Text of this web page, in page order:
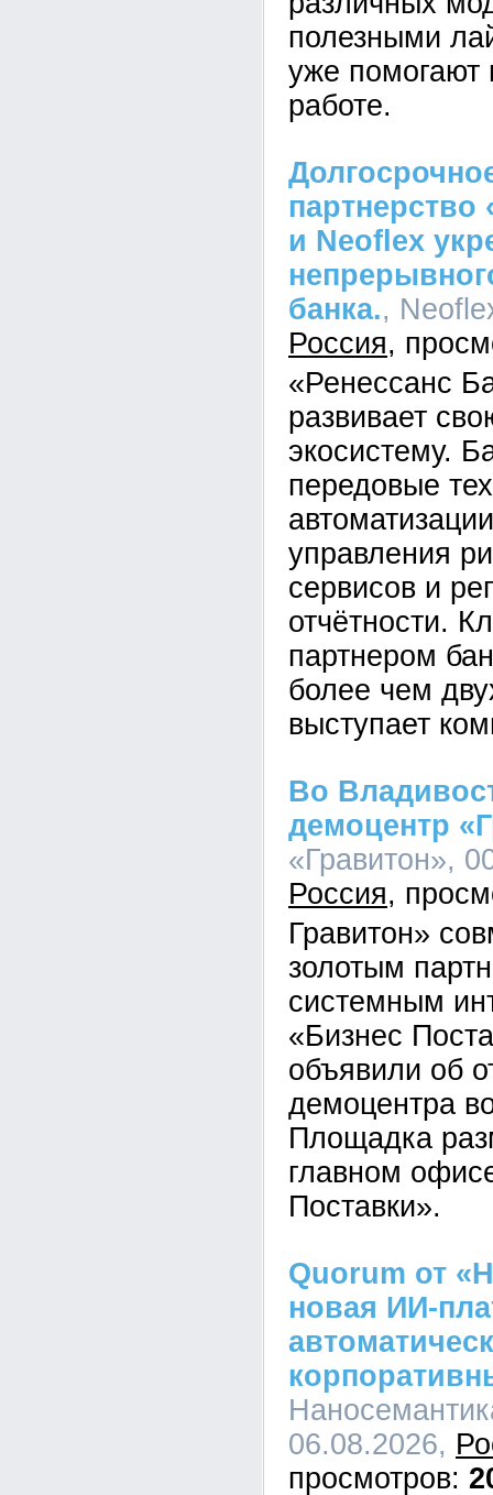
полезными
уже помогают
работе.
партнерство
и Neoflex
банка.,
Россия
«Ренессанс
развивает
экосистему.
передовые
управления
сервисов и
отчётности.
партнером
более чем
выступает
Во
демоцентр
«Гравитон»,
Россия
Гравитон»
золотым
системным
«Бизнес
объявили об
демоцентра
Площадка
главном
Поставки».
Quorum от
новая ИИ-
06.08.2026,